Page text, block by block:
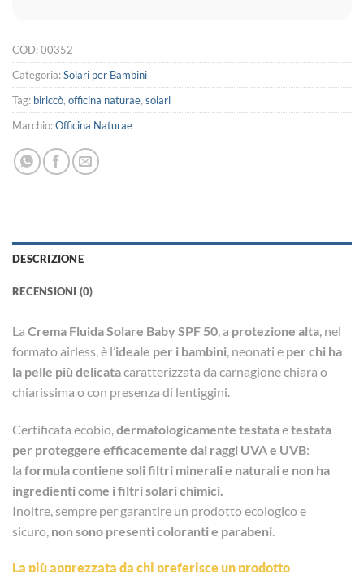
COD:00352
Categoria:Solari per Bambini
Tag: biriccò, officina naturae, solari
Marchio:Officina Naturae
DESCRIZIONE
RECENSIONI (0)
La Crema Fluida Solare Baby SPF 50 , a protezione alta , nel
formato airless, è l’ideale per i bambini , neonati e per chi ha
la pelle più delicatacaratterizzata da carnagione chiara o
chiarissima o con presenza di lentiggini.
Certificata ecobio, dermatologicamente testataetestata
per proteggere efficacemente dai raggi UVA e UVB:
la formula contiene soli filtri minerali e naturali e non ha
ingredienti come i filtri solari chimici.
Inoltre, sempre per garantire un prodotto ecologico e
sicuro, non sono presenti coloranti e parabeni
La più apprezzata da chi preferisce un prodotto